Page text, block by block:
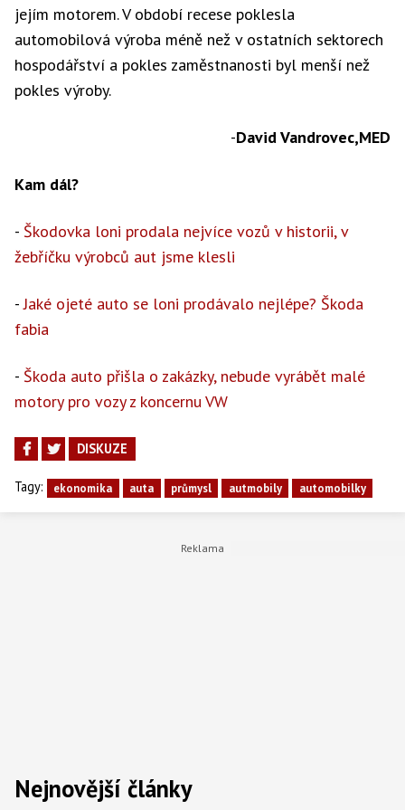
jejím motorem. V období recese poklesla
automobilová výroba méně než v ostatních sektorech
hospodářství a pokles zaměstnanosti byl menší než
pokles výroby.
-David Vandrovec,MED
Kam dál?
- Škodovka loni prodala nejvíce vozů v historii, v
žebříčku výrobců aut jsme klesli
-Jaké ojeté auto se loni prodávalo nejlépe? Škoda
fabia
- Škoda auto přišla o zakázky, nebude vyrábět malé
motory pro vozy z koncernu VW
DISKUZE
Tagy: ekonomika auta průmysl autmobily automobilky
Nejnovější články